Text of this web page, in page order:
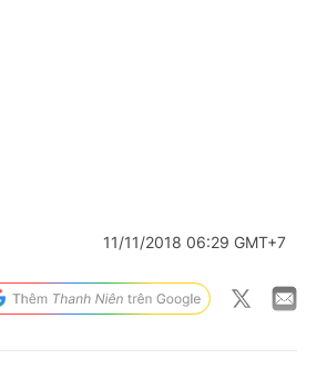
11/11/2018 06:29 GMT+7